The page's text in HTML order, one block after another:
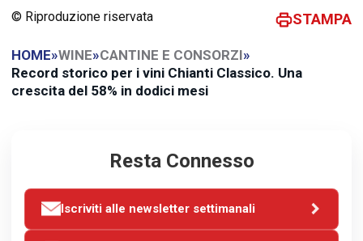
© Riproduzione riservata STAMPA
HOME»WINE»CANTINE E CONSORZI»
Record storico per i vini Chianti Classico. Una
crescita del 58% in dodici mesi
Resta Connesso
Iscriviti alle newsletter settimanali